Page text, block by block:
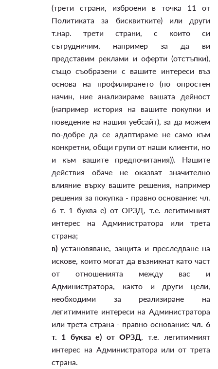
(трети страни, изброени в точка 11 от
Политиката за бисквитките) или други
т.нар. трети страни, с които си
сътрудничим, например за да ви
представим реклами и оферти (отстъпки),
също съобразени с вашите интереси въз
основа на профилирането (по опростен
начин, ние анализираме вашата дейност
(например история на вашите покупки и
поведение на нашия уебсайт), за да можем
по-добре да се адаптираме не само към
конкретни, общи групи от наши клиенти, но
и към вашите предпочитания)). Нашите
действия обаче не оказват значително
влияние върху вашите решения, например
решения за покупка - правно основание: чл.
6 т. 1 буква е) от ОРЗД, т.е. легитимният
интерес на Администратора или трета
страна;
в) установяване, защита и преследване на
искове, които могат да възникнат като част
от отношенията между вас и
Администратора, както и други цели,
необходими за реализиране на
легитимните интереси на Администратора
или трета страна - правно основание: чл. 6
т. 1 буква е) от ОРЗД, т.е. легитимният
интерес на Администратора или от трета
страна.